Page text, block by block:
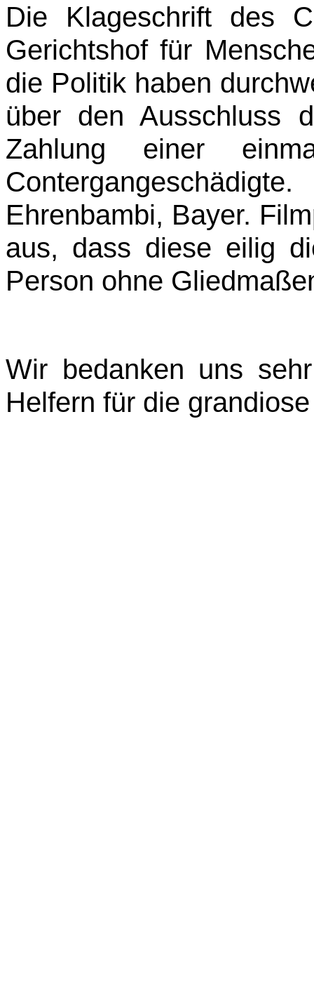
Die Klageschrift des
Gerichtshof für
die Politik haben
über den Ausschluss
Zahlung einer
Ehrenbambi, Bayer.
aus, dass diese eilig
Person ohne
Wir bedanken uns
Helfern für die